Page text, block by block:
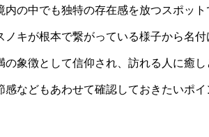
内の中でも独特の存在感を放つスポッ
ノキが根本で繋がっている様子から名
の象徴として信仰され、訪れる人に癒
などもあわせて確認しておきたいポイ